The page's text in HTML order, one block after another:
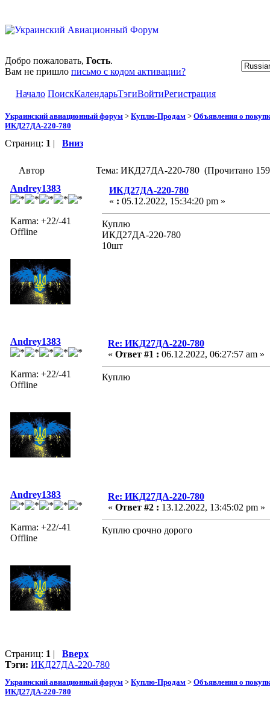
Добро пожаловать, Гость.
Вам не пришло письмо с кодом активации?
Начало ПоискКалендарьТэгиВойтиРегистрация
Украинский авиационный форум > Куплю-Продам > Объявления о
ИКД27ДА-220-780
Страниц: 1 | Вниз
Автор
Тема: ИКД27ДА-220-780 (Прочитано
Andrey1383
Karma: +22/-41
Offline
ИКД27ДА-220-780
« : 05.12.2022, 15:34:20 pm »
Куплю
ИКД27ДА-220-780
10шт
Andrey1383
Karma: +22/-41
Offline
Re: ИКД27ДА-220-780
« Ответ #1 : 06.12.2022, 06:27:57 am »
Куплю
Andrey1383
Karma: +22/-41
Offline
Re: ИКД27ДА-220-780
« Ответ #2 : 13.12.2022, 13:45:02 pm »
Куплю срочно дорого
Страниц: 1 | Вверх
Тэги: ИКД27ДА-220-780
Украинский авиационный форум > Куплю-Продам > Объявления о
ИКД27ДА-220-780